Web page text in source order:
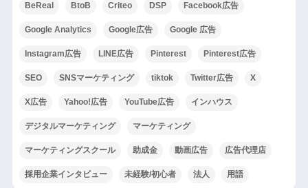
BeReal BtoB Criteo DSP Facebook広告
Google Analytics Google広告 Google 広告
Instagram広告 LINE広告 Pinterest Pinterest広告
SEO SNSマーケティング tiktok Twitter広告 X
X広告 Yahoo!広告 YouTube広告 インハウス
デジタルマーケティング マーケティング
マーケティングスクール 助成金 動画広告 広告代理店
採用企業インタビュー 未経験/初心者 法人 用語